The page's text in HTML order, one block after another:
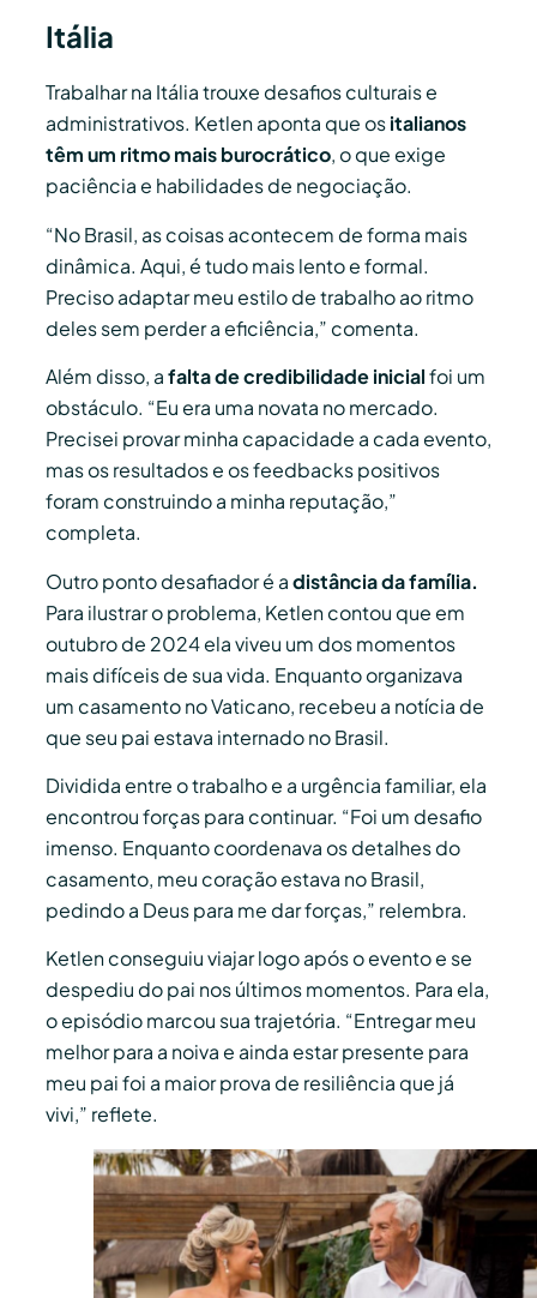
Itália
Trabalhar na Itália trouxe desafios culturais e
administrativos. Ketlen aponta que ositalianos
têm um ritmo mais burocrático, o que exige
paciência e habilidades de negociação.
“No Brasil, as coisas acontecem de forma mais
dinâmica. Aqui, é tudo mais lento e formal.
Preciso adaptar meu estilo de trabalho ao ritmo
deles sem perder a eficiência,” comenta.
Além disso, afalta de credibilidade inicialfoi um
obstáculo. “Eu era uma novata no mercado.
Precisei provar minha capacidade a cada evento,
mas os resultados e os feedbacks positivos
foram construindo a minha reputação,”
completa.
Outro ponto desafiador é adistância da família.
Para ilustrar o problema, Ketlen contou que em
outubro de 2024 ela viveu um dos momentos
mais difíceis de sua vida. Enquanto organizava
um casamento no Vaticano, recebeu a notícia de
que seu pai estava internado no Brasil.
Dividida entre o trabalho e a urgência familiar, ela
encontrou forças para continuar. “Foi um desafio
imenso. Enquanto coordenava os detalhes do
casamento, meu coração estava no Brasil,
pedindo a Deus para me dar forças,” relembra.
Ketlen conseguiu viajar logo após o evento e se
despediu do pai nos últimos momentos. Para ela,
o episódio marcou sua trajetória. “Entregar meu
melhor para a noiva e ainda estar presente para
meu pai foi a maior prova de resiliência que já
vivi,” reflete.